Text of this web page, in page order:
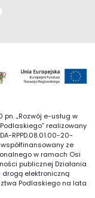
„Rozwój e-usług w
realizowany
RPPD.08.01.00-20-
ze
w ramach Osi
publicznej Działania
drogą elektroniczną
Podlaskiego na lata